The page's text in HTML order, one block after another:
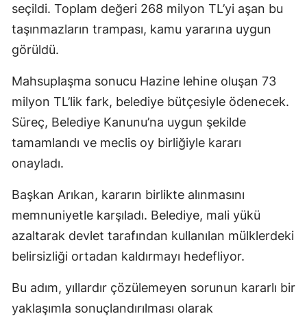
seçildi. Toplam değeri 268 milyon TL’yi aşan bu
taşınmazların trampası, kamu yararına uygun
görüldü.
Mahsuplaşma sonucu Hazine lehine oluşan 73
milyon TL’lik fark, belediye bütçesiyle ödenecek.
Süreç, Belediye Kanunu’na uygun şekilde
tamamlandı ve meclis oy birliğiyle kararı
onayladı.
Başkan Arıkan, kararın birlikte alınmasını
memnuniyetle karşıladı. Belediye, mali yükü
azaltarak devlet tarafından kullanılan mülklerdeki
belirsizliği ortadan kaldırmayı hedefliyor.
Bu adım, yıllardır çözülemeyen sorunun kararlı bir
yaklaşımla sonuçlandırılması olarak